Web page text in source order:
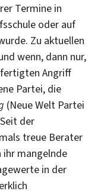
Termine in
oder auf
Zu aktuellen
wenn, dann nur,
Angriff
Partei, die
(Neue Welt Partei
der
treue Berater
mangelnde
in der